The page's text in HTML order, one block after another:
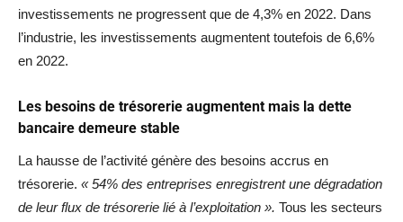
investissements ne progressent que de 4,3% en 2022. Dans
l’industrie, les investissements augmentent toutefois de 6,6%
en 2022.
Les besoins de trésorerie augmentent mais la dette
bancaire demeure stable
La hausse de l’activité génère des besoins accrus en
trésorerie. « 54% des entreprises enregistrent une dégradation
de leur flux de trésorerie lié à l’exploitation ». Tous les secteurs